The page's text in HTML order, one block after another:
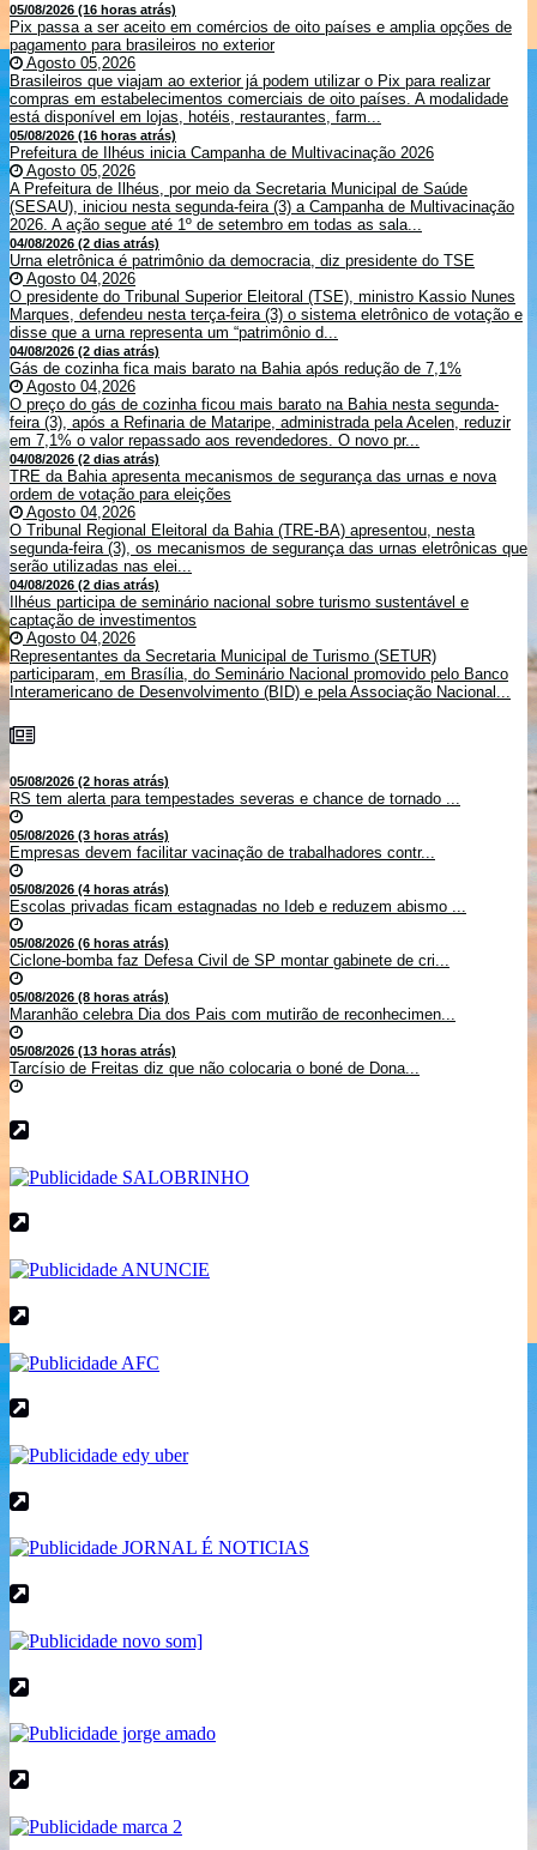
05/08/2026 (16 horas atrás)
Pix passa a ser aceito em comércios de oito países e amplia opções de
pagamento para brasileiros no exterior
Agosto 05,2026
Brasileiros que viajam ao exterior já podem utilizar o Pix para realizar
compras em estabelecimentos comerciais de oito países. A modalidade
está disponível em lojas, hotéis, restaurantes, farm...
05/08/2026 (16 horas atrás)
Prefeitura de Ilhéus inicia Campanha de Multivacinação 2026
Agosto 05,2026
A Prefeitura de Ilhéus, por meio da Secretaria Municipal de Saúde
(SESAU), iniciou nesta segunda-feira (3) a Campanha de Multivacinação
2026. A ação segue até 1º de setembro em todas as sala...
04/08/2026 (2 dias atrás)
Urna eletrônica é patrimônio da democracia, diz presidente do TSE
Agosto 04,2026
O presidente do Tribunal Superior Eleitoral (TSE), ministro Kassio Nunes
Marques, defendeu nesta terça-feira (3) o sistema eletrônico de votação e
disse que a urna representa um “patrimônio d...
04/08/2026 (2 dias atrás)
Gás de cozinha fica mais barato na Bahia após redução de 7,1%
Agosto 04,2026
O preço do gás de cozinha ficou mais barato na Bahia nesta segunda-
feira (3), após a Refinaria de Mataripe, administrada pela Acelen, reduzir
em 7,1% o valor repassado aos revendedores. O novo pr...
04/08/2026 (2 dias atrás)
TRE da Bahia apresenta mecanismos de segurança das urnas e nova
ordem de votação para eleições
Agosto 04,2026
O Tribunal Regional Eleitoral da Bahia (TRE-BA) apresentou, nesta
segunda-feira (3), os mecanismos de segurança das urnas eletrônicas que
serão utilizadas nas elei...
04/08/2026 (2 dias atrás)
Ilhéus participa de seminário nacional sobre turismo sustentável e
captação de investimentos
Agosto 04,2026
Representantes da Secretaria Municipal de Turismo (SETUR)
participaram, em Brasília, do Seminário Nacional promovido pelo Banco
Interamericano de Desenvolvimento (BID) e pela Associação Nacional...
05/08/2026 (2 horas atrás)
RS tem alerta para tempestades severas e chance de tornado ...
05/08/2026 (3 horas atrás)
Empresas devem facilitar vacinação de trabalhadores contr...
05/08/2026 (4 horas atrás)
Escolas privadas ficam estagnadas no Ideb e reduzem abismo ...
05/08/2026 (6 horas atrás)
Ciclone-bomba faz Defesa Civil de SP montar gabinete de cri...
05/08/2026 (8 horas atrás)
Maranhão celebra Dia dos Pais com mutirão de reconhecimen...
05/08/2026 (13 horas atrás)
Tarcísio de Freitas diz que não colocaria o boné de Dona...